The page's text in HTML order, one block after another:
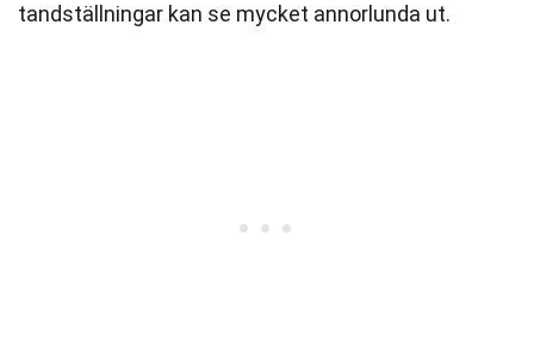
tandställningar kan se mycket annorlunda ut.